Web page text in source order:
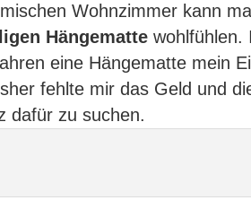
Wohnzimmer kann
Hängematte wohlfühlen.
eine Hängematte mein
fehlte mir das Geld und
dafür zu suchen.